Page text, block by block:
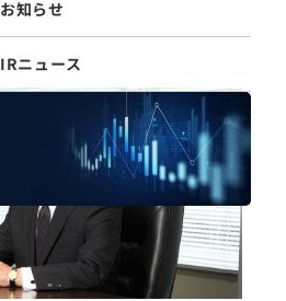
お知らせ
IRニュース
IR情報